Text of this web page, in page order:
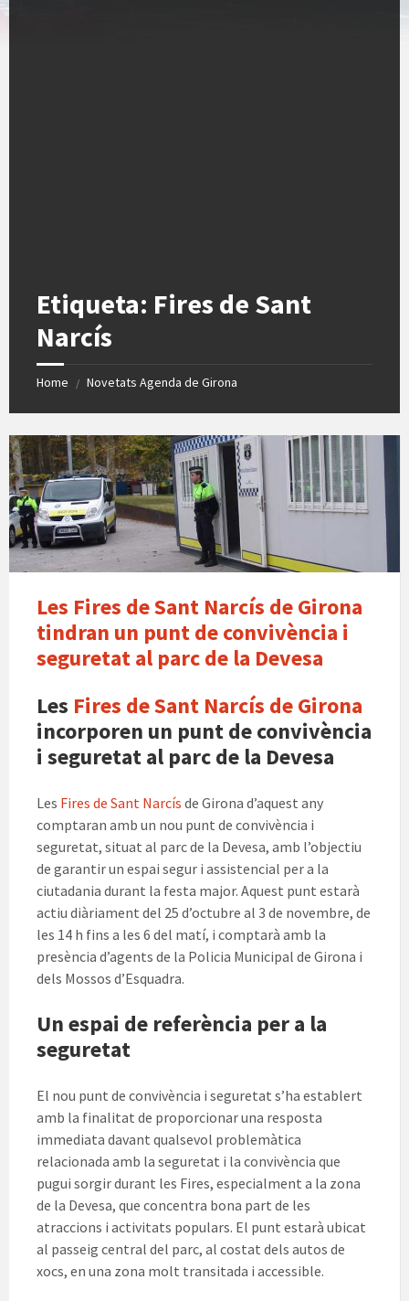
Etiqueta: Fires de Sant
Narcís
Home / Novetats Agenda de Girona
punt
de
policia
a
les
Fires
de
sant
NArcis
Girona
Les Fires de Sant Narcís de Girona
tindran un punt de convivència i
seguretat al parc de la Devesa
Les Fires de Sant Narcís de Girona
incorporen un punt de convivència
i seguretat al parc de la Devesa
Les Fires de Sant Narcís de Girona d’aquest any
comptaran amb un nou punt de convivència i
seguretat, situat al parc de la Devesa, amb l’objectiu
de garantir un espai segur i assistencial per a la
ciutadania durant la festa major. Aquest punt estarà
actiu diàriament del 25 d’octubre al 3 de novembre, de
les 14 h fins a les 6 del matí, i comptarà amb la
presència d’agents de la Policia Municipal de Girona i
dels Mossos d’Esquadra.
Un espai de referència per a la
seguretat
El nou punt de convivència i seguretat s’ha establert
amb la finalitat de proporcionar una resposta
immediata davant qualsevol problemàtica
relacionada amb la seguretat i la convivència que
pugui sorgir durant les Fires, especialment a la zona
de la Devesa, que concentra bona part de les
atraccions i activitats populars. El punt estarà ubicat
al passeig central del parc, al costat dels autos de
xocs, en una zona molt transitada i accessible.